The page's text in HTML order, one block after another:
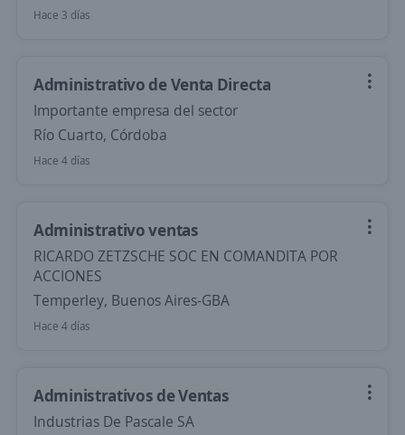
Hace 3 días
Administrativo de Venta Directa
Importante empresa del sector
Río Cuarto, Córdoba
Hace 4 días
Administrativo ventas
RICARDO ZETZSCHE SOC EN COMANDITA POR
ACCIONES
Temperley, Buenos Aires-GBA
Hace 4 días
Administrativos de Ventas
Industrias De Pascale SA